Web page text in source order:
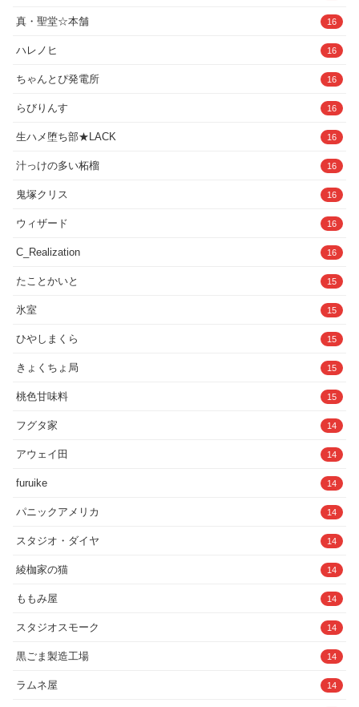
真・聖堂☆本舗 16
ハレノヒ 16
ちゃんとぴ発電所 16
らびりんす 16
生ハメ堕ち部★LACK 16
汁っけの多い柘榴 16
鬼塚クリス 16
ウィザード 16
C_Realization 16
たことかいと 15
氷室 15
ひやしまくら 15
きょくちょ局 15
桃色甘味料 15
フグタ家 14
アウェイ田 14
furuike 14
パニックアメリカ 14
スタジオ・ダイヤ 14
綾枷家の猫 14
ももみ屋 14
スタジオスモーク 14
黒ごま製造工場 14
ラムネ屋 14